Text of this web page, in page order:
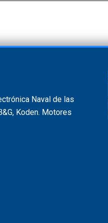
Naval de las
Koden. Motores